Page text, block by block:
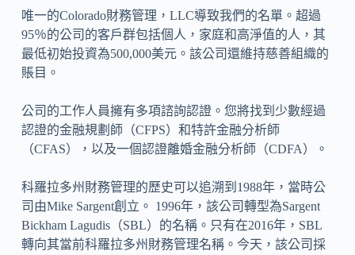
唯一的Colorado財務管理，LLC導致我們的名單。超過
95％的公司的客戶群包括個人，家庭和高淨值的人，其
最低初始投資為500,000美元。該公司還維持慈善組織的
賬目。
公司的工作人員擁有多項諮詢認證。您將找到少數經過
認證的金融規劃師（CFPS）和特許金融分析師
（CFAS），以及一個認證離婚金融分析師（CDFA）。
科羅拉多州財務管理的歷史可以追溯到1988年，當時公
司由Mike Sargent創立。 1996年，該公司轉型為Sargent
Bickham Lagudis（SBL）的名稱。只有在2016年，SBL
轉向其當前科羅拉多州財務管理名稱。今天，該公司採